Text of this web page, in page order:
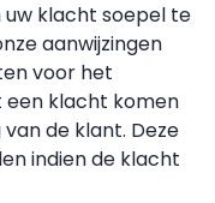
uw klacht soepel te
aanwijzingen
voor het
klacht komen
de klant. Deze
indien de klacht